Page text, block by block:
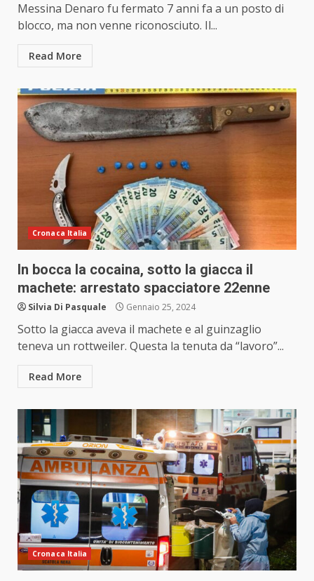
Messina Denaro fu fermato 7 anni fa a un posto di
blocco, ma non venne riconosciuto. Il...
Read More
Cronaca Italia
In bocca la cocaina, sotto la giacca il
machete: arrestato spacciatore 22enne
Silvia Di Pasquale Gennaio 25, 2024
Sotto la giacca aveva il machete e al guinzaglio
teneva un rottweiler. Questa la tenuta da “lavoro”...
Read More
Cronaca Italia